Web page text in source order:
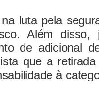
luta pela
Além
de adicional
que a
à